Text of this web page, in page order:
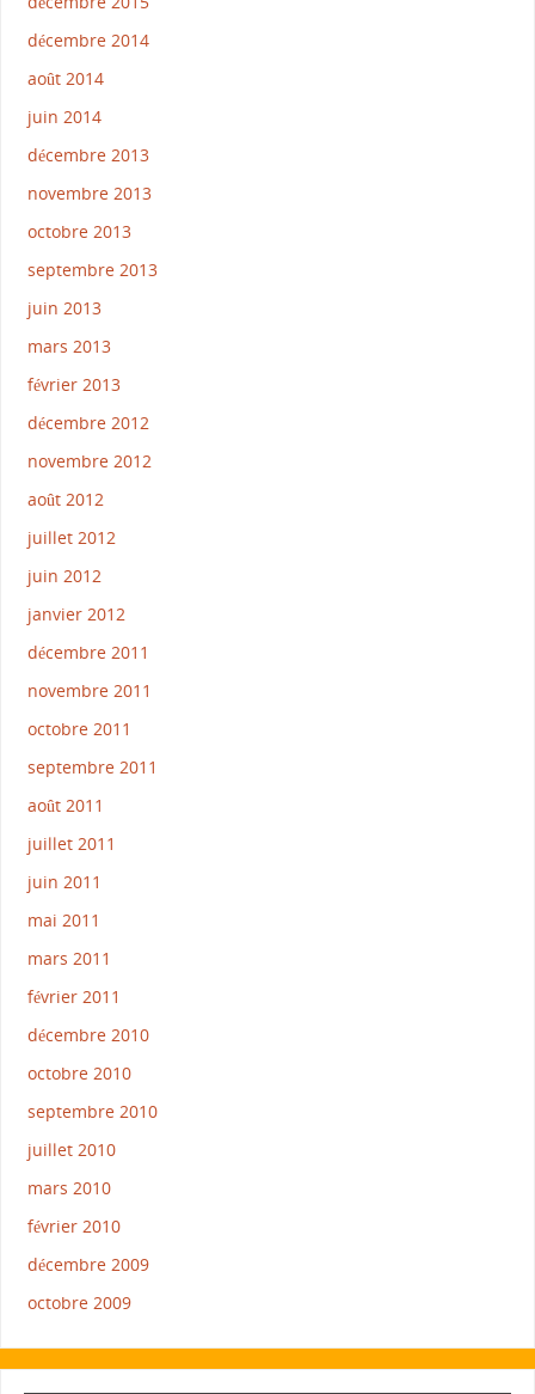
décembre 2014
août 2014
juin 2014
décembre 2013
novembre 2013
octobre 2013
septembre 2013
juin 2013
mars 2013
février 2013
décembre 2012
novembre 2012
août 2012
juillet 2012
juin 2012
janvier 2012
décembre 2011
novembre 2011
octobre 2011
septembre 2011
août 2011
juillet 2011
juin 2011
mai 2011
mars 2011
février 2011
décembre 2010
octobre 2010
septembre 2010
juillet 2010
mars 2010
février 2010
décembre 2009
octobre 2009